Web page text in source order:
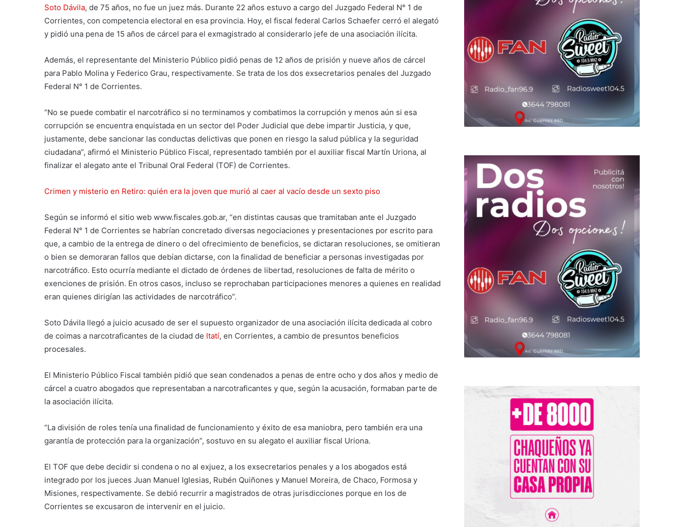
Soto Dávila, de 75 años, no fue un juez más. Durante 22 años estuvo a cargo del Juzgado Federal N° 1 de
Corrientes, con competencia electoral en esa provincia. Hoy, el fiscal federal Carlos Schaefer cerró el alegató
y pidió una pena de 15 años de cárcel para el exmagistrado al considerarlo jefe de una asociación ilícita.
Además, el representante del Ministerio Público pidió penas de 12 años de prisión y nueve años de cárcel
para Pablo Molina y Federico Grau, respectivamente. Se trata de los dos exsecretarios penales del Juzgado
Federal N° 1 de Corrientes.
“No se puede combatir el narcotráfico si no terminamos y combatimos la corrupción y menos aún si esa
corrupción se encuentra enquistada en un sector del Poder Judicial que debe impartir Justicia, y que,
justamente, debe sancionar las conductas delictivas que ponen en riesgo la salud pública y la seguridad
ciudadana”, afirmó el Ministerio Público Fiscal, representado también por el auxiliar fiscal Martín Uriona, al
finalizar el alegato ante el Tribunal Oral Federal (TOF) de Corrientes.
Crimen y misterio en Retiro: quién era la joven que murió al caer al vacío desde un sexto piso
Según se informó el sitio web www.fiscales.gob.ar, “en distintas causas que tramitaban ante el Juzgado
Federal N° 1 de Corrientes se habrían concretado diversas negociaciones y presentaciones por escrito para
que, a cambio de la entrega de dinero o del ofrecimiento de beneficios, se dictaran resoluciones, se omitieran
o bien se demoraran fallos que debían dictarse, con la finalidad de beneficiar a personas investigadas por
narcotráfico. Esto ocurría mediante el dictado de órdenes de libertad, resoluciones de falta de mérito o
exenciones de prisión. En otros casos, incluso se reprochaban participaciones menores a quienes en realidad
eran quienes dirigían las actividades de narcotráfico”.
Soto Dávila llegó a juicio acusado de ser el supuesto organizador de una asociación ilícita dedicada al cobro
de coimas a narcotraficantes de la ciudad de Itatí, en Corrientes, a cambio de presuntos beneficios
procesales.
El Ministerio Público Fiscal también pidió que sean condenados a penas de entre ocho y dos años y medio de
cárcel a cuatro abogados que representaban a narcotraficantes y que, según la acusación, formaban parte de
la asociación ilícita.
“La división de roles tenía una finalidad de funcionamiento y éxito de esa maniobra, pero también era una
garantía de protección para la organización”, sostuvo en su alegato el auxiliar fiscal Uriona.
El TOF que debe decidir si condena o no al exjuez, a los exsecretarios penales y a los abogados está
integrado por los jueces Juan Manuel Iglesias, Rubén Quiñones y Manuel Moreira, de Chaco, Formosa y
Misiones, respectivamente. Se debió recurrir a magistrados de otras jurisdicciones porque en los de
Corrientes se excusaron de intervenir en el juicio.